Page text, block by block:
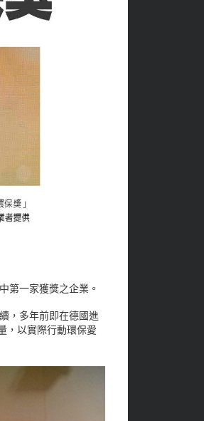
第一家獲獎之企業。
，多年前即在德國進
，以實際行動環保愛